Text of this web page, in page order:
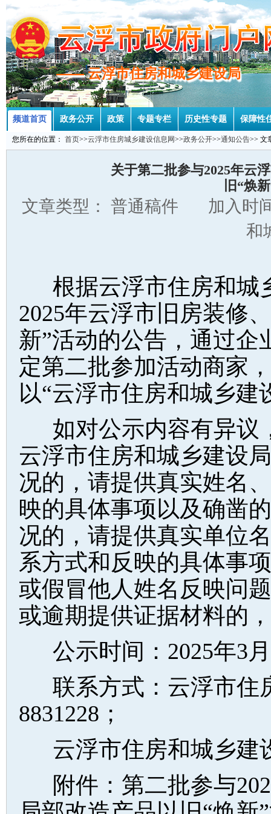
—— 云浮市住房和城乡建设局
—— 云浮市住房和城乡建设局
频道首页 政务公开 政策 专题专栏 历史性专题 保障性
您所在的位置： 首页>>云浮市住房城乡建设信息网>>政务公开>>通知公告>> 文
关于第二批参与2025年云
旧“焕
文章类型： 普通稿件 加入时
和
根据云浮市住房和城
2025年云浮市旧房装修
新”活动的公告，通过
定第二批参加活动商家
以“云浮市住房和城乡建
如对公示内容有异议
云浮市住房和城乡建设
况的，请提供真实姓名
映的具体事项以及确凿
况的，请提供真实单位
系方式和反映的具体事
或假冒他人姓名反映问
或逾期提供证据材料的
公示时间：2025年3
联系方式：云浮市住
8831228；
云浮市住房和城乡建
附件：第二批参与